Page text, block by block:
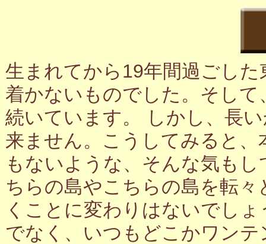
生まれてから19年間過ごし
着かないものでした。そし
続いています。 しかし、長
来ません。こうしてみると
もないような、そんな気も
ちらの島やこちらの島を転
くことに変わりはないでし
でなく、いつもどこかワン